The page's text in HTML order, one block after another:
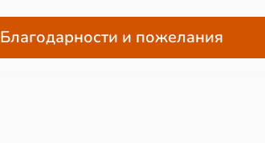
Благодарности и пожелания